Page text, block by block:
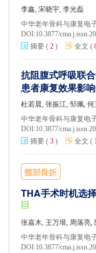
李鑫, 宋晓宇, 李光磊
中华老年骨科与康复电
DOI:10.3877/
摘要 ( 2 ) 全文 (
抗阻腹式呼吸联
患者康复效果影
杜若晨, 张振江, 邹佩,
中华老年骨科与康复电
DOI:10.3877/
摘要 ( 3 ) 全文 (
髋部骨折
THA手术时机选
张嘉木, 王万垠, 周落亮,
中华老年骨科与康复电
DOI:10.3877/